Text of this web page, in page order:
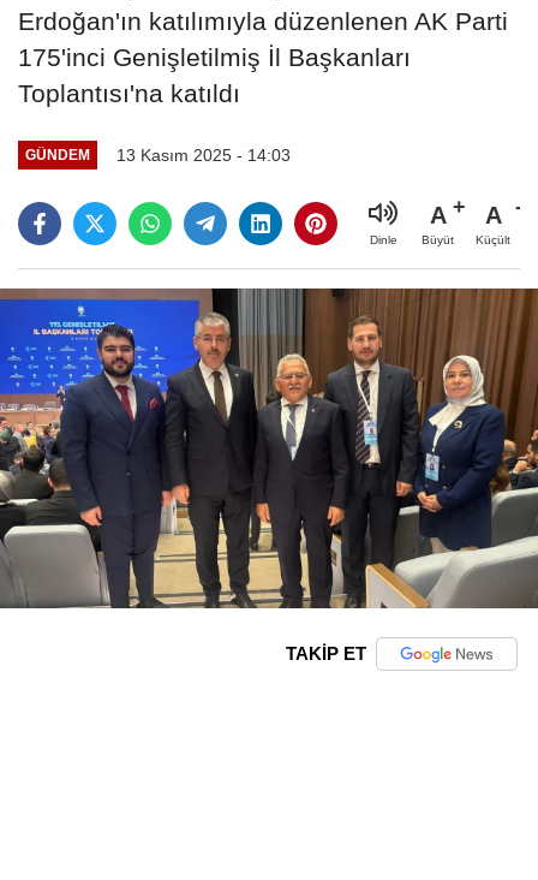
Erdoğan'ın katılımıyla düzenlenen AK Parti
175'inci Genişletilmiş İl Başkanları
Toplantısı'na katıldı
GÜNDEM 13 Kasım 2025 - 14:03
Dinle
A
Büyüt
A
Küçült
TAKİP ET